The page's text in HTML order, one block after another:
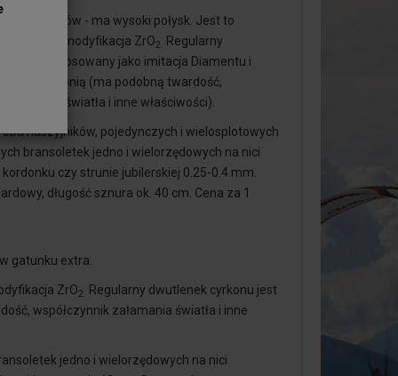
i refleksów - ma wysoki połysk. Jest to
regularna modyfikacja ZrO2. Regularny
jest stosowany jako imitacja Diamentu i
cyrkonią (ma podobną twardość,
światła i inne właściwości).
naszyjników, pojedynczych i wielosplotowych
bransoletek jedno i wielorzędowych na nici
czy strunie jubilerskiej 0.25-0.4 mm.
długość sznura ok. 40 cm. Cena za 1
gatunku extra.
ZrO2. Regularny dwutlenek cyrkonu jest
współczynnik załamania światła i inne
jedno i wielorzędowych na nici